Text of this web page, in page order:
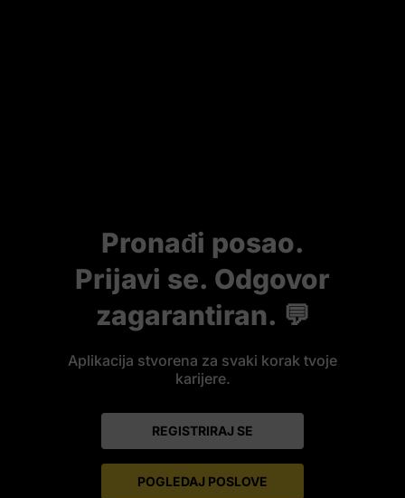
Pronađi posao.
Prijavi se. Odgovor
zagarantiran. 💬
Aplikacija stvorena za svaki korak tvoje
karijere.
REGISTRIRAJ SE
POGLEDAJ POSLOVE